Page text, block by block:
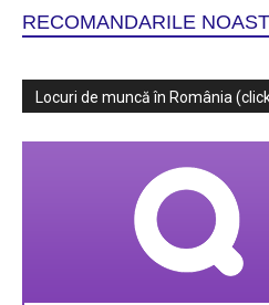
RECOMANDARILE
Locuri de muncă în România